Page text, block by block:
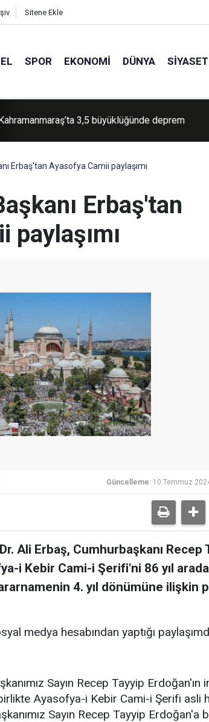
Sitene Ekle
SPOR EKONOMI DÜNYA SIYASET
Konvoyu büyüyor: 500 aktivist değil, bütün
Erbaş'tan Ayasofya Camii paylaşımı
Erbaş'tan
paylaşımı
Güncelleme: 10 Temmuz
Ali Erbaş, Cumhurbaşkanı Recep
i Kebir Cami-i Şerifi'ni 86 yıl
4. yıl dönümüne ilişkin
medya hesabından yaptığı
Sayın Recep Tayyip Erdoğan'ın
Ayasofya-i Kebir Cami-i Şerifi asli
Sayın Recep Tayyip Erdoğan'a